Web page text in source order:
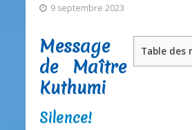
9 septembre 2023
Table des
Message
de Maître
Kuthumi
Silence!